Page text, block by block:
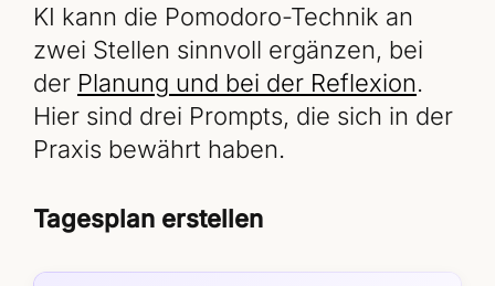
KI kann die Pomodoro-Technik an
zwei Stellen sinnvoll ergänzen, bei
der Planung und bei der Reflexion.
Hier sind drei Prompts, die sich in der
Praxis bewährt haben.
Tagesplan erstellen